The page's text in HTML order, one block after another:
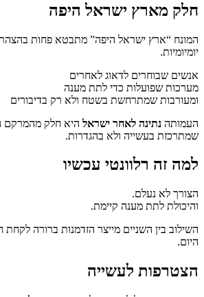
חלק מארץ ישראל היפה
המונח “ארץ ישראל היפה” מתבטא פחות
יומיומיות.
אנשים שבוחרים לדאוג לאחרים
מערכות שפועלות כדי לתת מענה
ומעורבות שמתרחשת בשטח ולא רק בדיבורים
העמותה נתינה לאחר ישראל היא חלק מהמרקם
שמתרכזת בעשייה ולא בהגדרות.
למה זה רלוונטי עכשיו
הצורך לא נעלם.
והיכולת לתת מענה קיימת.
השילוב בין השניים מייצר הזדמנות ברורה
היום.
הצטרפות לעשייה